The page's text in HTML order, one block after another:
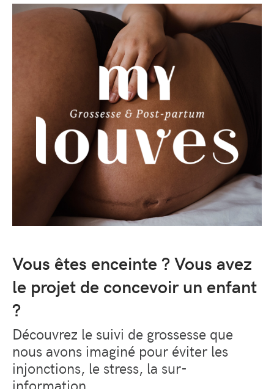
Vous êtes enceinte ? Vous avez
le projet de concevoir un enfant
?
Découvrez le suivi de grossesse que
nous avons imaginé pour éviter les
injonctions, le stress, la sur-
information.